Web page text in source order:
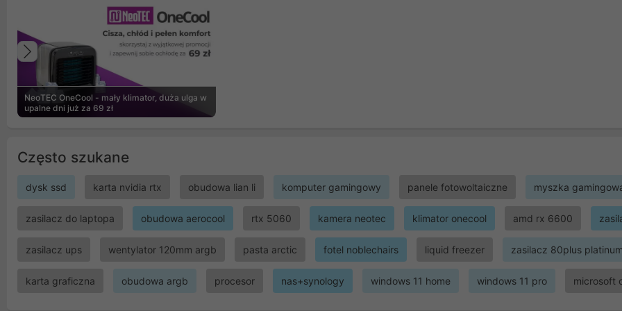
NeoTEC OneCool - mały klimator, duża ulga w
upalne dni już za 69 zł
Poprzedni
Często szukane
dysk ssd karta nvidia rtx obudowa lian li komputer gamingowy panele fotowoltaiczne myszka
zasilacz do laptopa obudowa aerocool rtx 5060 kamera neotec klimator onecool amd rx 6600
zasilacz ups wentylator 120mm argb pasta arctic fotel noblechairs liquid freezer zasilacz 80plus platinum
karta graficzna obudowa argb procesor nas+synology windows 11 home windows 11 pro microsoft